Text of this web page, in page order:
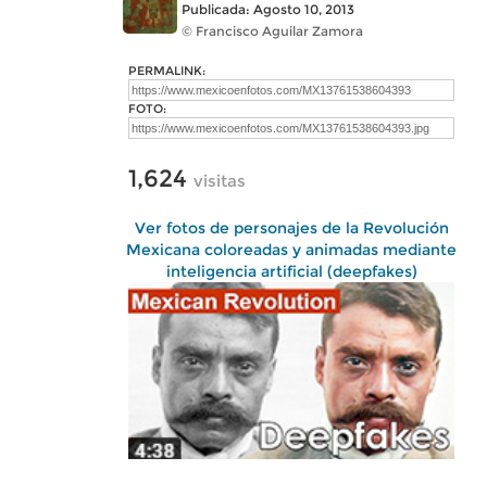
Publicada: Agosto 10, 2013
© Francisco Aguilar Zamora
PERMALINK:
FOTO:
1,624 visitas
Ver fotos de personajes de la Revolución
Mexicana coloreadas y animadas mediante
inteligencia artificial (deepfakes)